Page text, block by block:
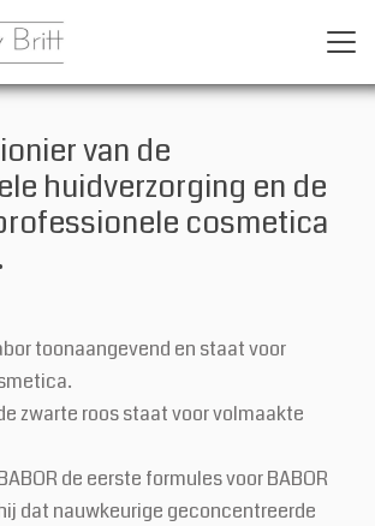
van de
huidverzorging en de
cosmetica
toonaangevend en staat voor
zwarte roos staat voor volmaakte
de eerste formules voor BABOR
dat nauwkeurige geconcentreerde